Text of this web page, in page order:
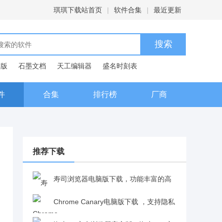
琪琪下载站首页 | 软件合集 | 最近更新
石墨文档 天工编辑器
盛名时刻表
合集 排行榜 厂商
推荐下载
寿司浏览器电脑版下载，功能丰富的高
效网络浏览工具v0.22.0
Chrome Canary电脑版下载 ，支持隐私